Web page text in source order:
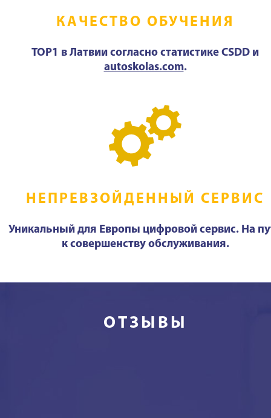
КАЧЕСТВО ОБУЧЕНИЯ
TOP1 в Латвии согласно статистике CSDD и
autoskolas.com.
НЕПРЕВЗОЙДЕННЫЙ СЕРВИС
Уникальный для Европы цифровой сервис. На
к совершенству обслуживания.
ОТЗЫВЫ